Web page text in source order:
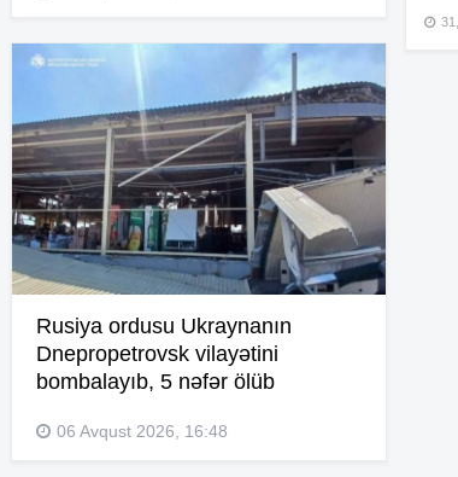
Rusiya ordusu Ukraynanın
Dnepropetrovsk vilayətini
bombalayıb, 5 nəfər ölüb
06 Avqust 2026, 16:48